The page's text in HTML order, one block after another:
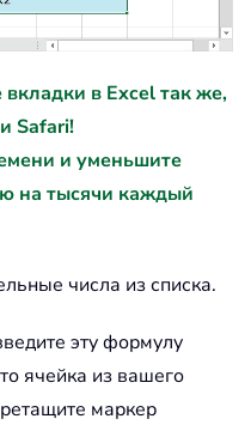
в Excel так же,
Safari!
и уменьшите
на тысячи каждый
числа из списка.
эту формулу
ячейка из вашего
маркер